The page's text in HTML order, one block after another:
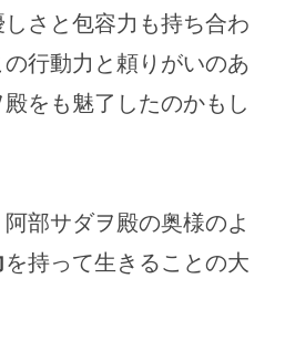
さと包容力も持ち合わ
行動力と頼りがいのあ
をも魅了したのかもし
部サダヲ殿の奥様のよ
を持って生きることの大